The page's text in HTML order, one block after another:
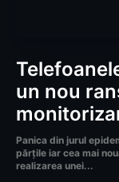
un nou
Panica din jurul
părțile iar cea mai
realizarea unei...